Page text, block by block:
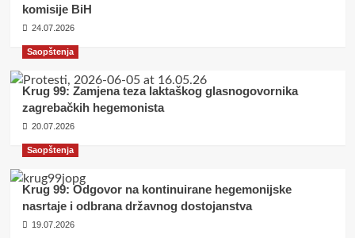
komisije BiH
24.07.2026
Saopštenja
Krug 99: Zamjena teza laktaškog glasnogovornika
zagrebačkih hegemonista
20.07.2026
Saopštenja
Krug 99: Odgovor na kontinuirane hegemonijske
nasrtaje i odbrana državnog dostojanstva
19.07.2026